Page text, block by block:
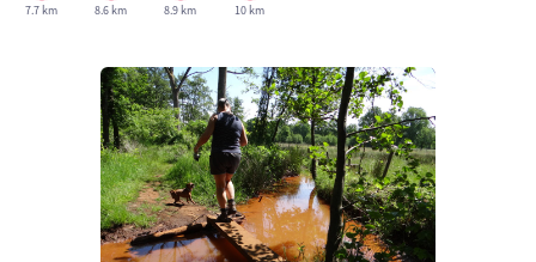
7.7 km 8.6 km 8.9 km 10 km